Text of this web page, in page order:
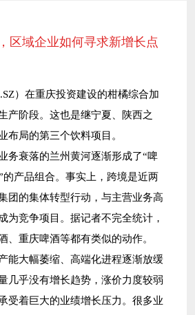
区域企业如何寻求新增长点
）在重庆投资建设的柑橘综合加
产阶段。这也是继宁夏、陕西之
布局的第三个饮料项目。
务衰落的兰州黄河逐渐形成了“啤
的产品组合。事实上，跨境是近两
团的集体转型行动，与主营业务高
为竞争项目。据记者不完全统计，
、重庆啤酒等都有类似的动作。
能大幅萎缩、高端化进程逐渐放缓
几乎没有增长趋势，涨价力度较弱
受着巨大的业绩增长压力。很多业